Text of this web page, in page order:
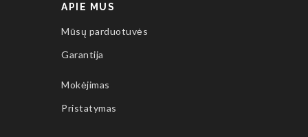
APIE MUS
Mūsų parduotuvės
Garantija
Mokėjimas
Pristatymas